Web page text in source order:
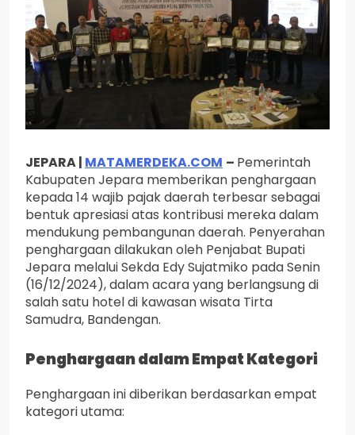
JEPARA | MATAMERDEKA.COM – Pemerintah
Kabupaten Jepara memberikan penghargaan
kepada 14 wajib pajak daerah terbesar sebagai
bentuk apresiasi atas kontribusi mereka dalam
mendukung pembangunan daerah. Penyerahan
penghargaan dilakukan oleh Penjabat Bupati
Jepara melalui Sekda Edy Sujatmiko pada Senin
(16/12/2024), dalam acara yang berlangsung di
salah satu hotel di kawasan wisata Tirta
Samudra, Bandengan.
Penghargaan dalam Empat Kategori
Penghargaan ini diberikan berdasarkan empat
kategori utama: